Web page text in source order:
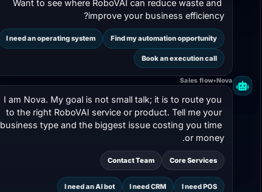
Want to see where RoboVAI can reduce waste and
improve your business efficiency?
Find my automation opportunity
I need an operating system
Book an execution call
Nova
•
Sales flow
I am Nova. My goal is not small talk; it is to route you
to the right RoboVAI service or product. Tell me your
business type and the biggest issue costing you time
or money.
Core Services
Contact Team
I need POS
I need CRM
I need an AI bot